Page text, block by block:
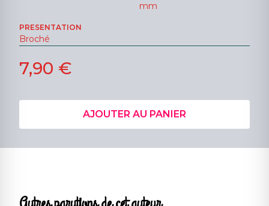
mm
PRESENTATION
Broché
7,90 €
AJOUTER AU PANIER